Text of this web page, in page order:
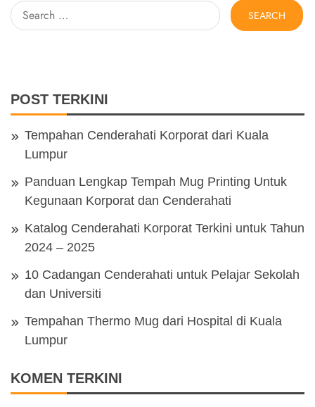
Search
for:
POST TERKINI
Tempahan Cenderahati Korporat dari Kuala
Lumpur
Panduan Lengkap Tempah Mug Printing Untuk
Kegunaan Korporat dan Cenderahati
Katalog Cenderahati Korporat Terkini untuk Tahun
2024 – 2025
10 Cadangan Cenderahati untuk Pelajar Sekolah
dan Universiti
Tempahan Thermo Mug dari Hospital di Kuala
Lumpur
KOMEN TERKINI